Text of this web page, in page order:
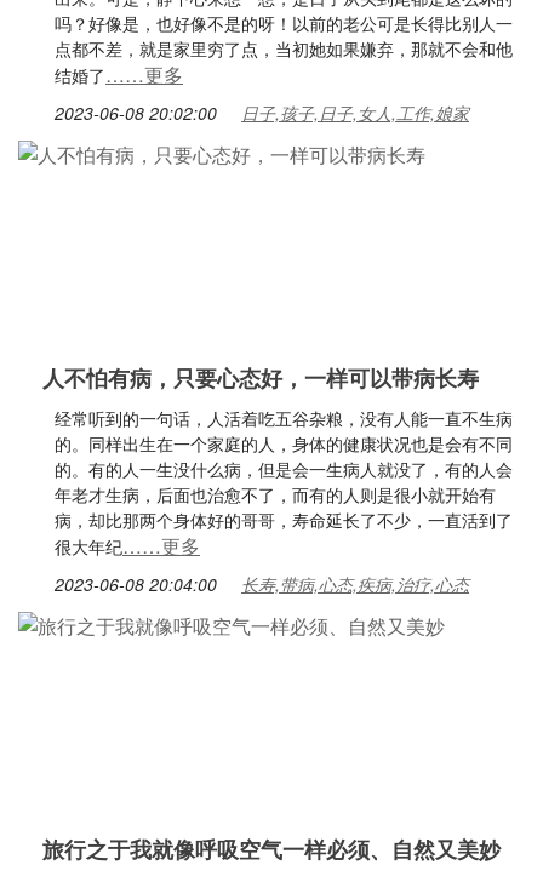
吗？好像是，也好像不是的呀！以前的老公可是长得比别人一
点都不差，就是家里穷了点，当初她如果嫌弃，那就不会和他
结婚了……更多
2023-06-08 20:02:00 日子,孩子,日子,女人,工作,娘家
人不怕有病，只要心态好，一样可以带病长寿
经常听到的一句话，人活着吃五谷杂粮，没有人能一直不生病
的。同样出生在一个家庭的人，身体的健康状况也是会有不同
的。有的人一生没什么病，但是会一生病人就没了，有的人会
年老才生病，后面也治愈不了，而有的人则是很小就开始有
病，却比那两个身体好的哥哥，寿命延长了不少，一直活到了
很大年纪……更多
2023-06-08 20:04:00 长寿,带病,心态,疾病,治疗,心态
旅行之于我就像呼吸空气一样必须、自然又美妙